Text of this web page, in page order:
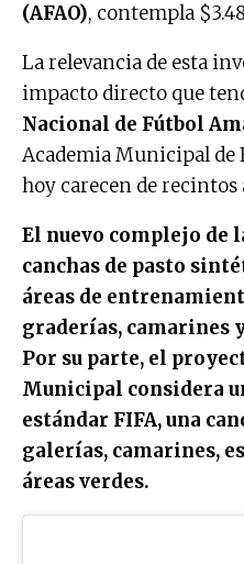
(AFAO), contempla
La relevancia de esta
impacto directo que
Nacional de Fútbol
Academia Municipal
hoy carecen de recintos
El nuevo complejo de
canchas de pasto
áreas de
graderías, camarines
Por su parte, el
Municipal considera
estándar FIFA, una
galerías, camarines,
áreas verdes.